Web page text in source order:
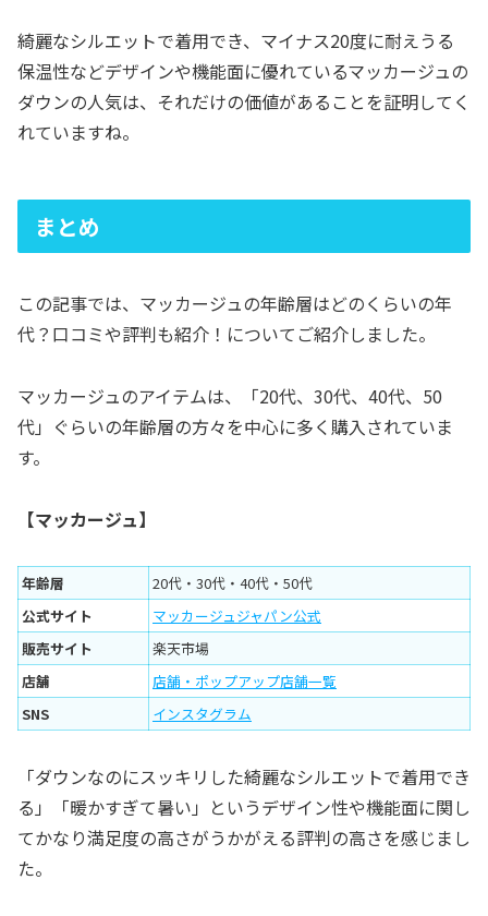
綺麗なシルエットで着用でき、マイナス20度に耐えうる
保温性などデザインや機能面に優れているマッカージュの
ダウンの人気は、それだけの価値があることを証明してく
れていますね。
まとめ
この記事では、マッカージュの年齢層はどのくらいの年
代？口コミや評判も紹介！についてご紹介しました。
マッカージュのアイテムは、「20代、30代、40代、50
代」ぐらいの年齢層の方々を中心に多く購入されていま
す。
【マッカージュ】
年齢層
20代・30代・40代・50代
公式サイト
マッカージュジャパン公式
販売サイト
楽天市場
店舗
店舗・ポップアップ店舗一覧
SNS
インスタグラム
「ダウンなのにスッキリした綺麗なシルエットで着用でき
る」「暖かすぎて暑い」というデザイン性や機能面に関し
てかなり満足度の高さがうかがえる評判の高さを感じまし
た。